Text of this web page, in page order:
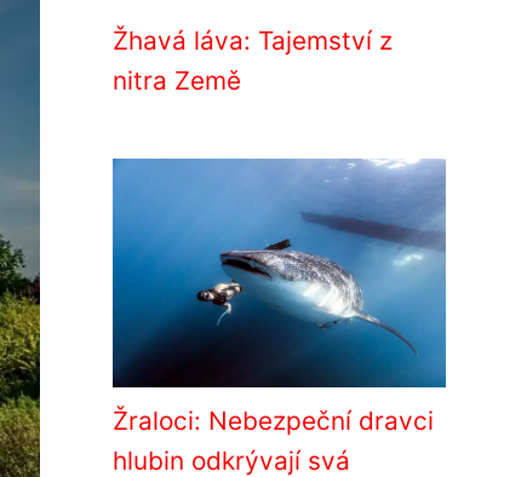
Žhavá láva: Tajemství z
nitra Země
Žraloci: Nebezpeční dravci
hlubin odkrývají svá